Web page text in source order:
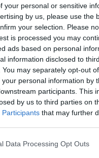
your personal or sensitive
by us, please use the
your selection. Please
is processed you may
ads based on personal
information disclosed to
You may separately opt-out
your personal information by
participants. This
by us to third parties on
Participants that may further
Data Processing Opt Outs
- 11:57
για ιό Δυτικού